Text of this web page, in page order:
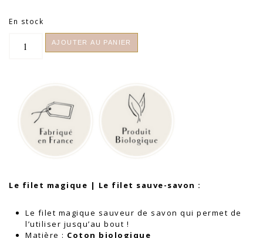
En stock
Simple
Things
filet
sauve-
AJOUTER AU PANIER
Le filet magique | Le filet sauve-savon :
Le filet magique sauveur de savon qui permet de
l’utiliser jusqu’au bout !
Matière : Coton biologique